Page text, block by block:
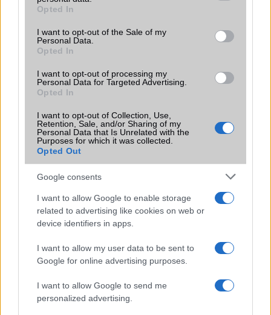
grant or deny consent to Google and its third-party tags to
use your data for below specified purposes in below Google
consent section.
Opted In
I want to opt-out of the Sale of my
Personal Data.
Opted In
I want to opt-out of processing my
Personal Data for Targeted Advertising.
Opted In
I want to opt-out of Collection, Use,
Retention, Sale, and/or Sharing of my
Personal Data that Is Unrelated with the
Purposes for which it was collected.
Opted Out
Google consents
I want to allow Google to enable storage
related to advertising like cookies on web or
device identifiers in apps.
I want to allow my user data to be sent to
Google for online advertising purposes.
I want to allow Google to send me
personalized advertising.
Motorola
Samsung
Xiaomi
ZTE
Mennyibe kerül
Keressen a telefonboltok ajánlatai között!